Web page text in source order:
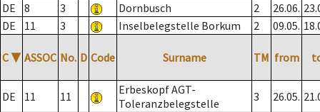
DE
8 3 Dornbusch 2 26.06.
DE
11 3 Inselbelegstelle Borkum 2 09.05.
C ▼ ASSOC No. D Code Surname TM from
DE 11 11
Erbeskopf AGT-
Toleranzbelegstelle
3 26.05.